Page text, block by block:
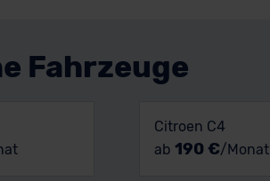
Fahrzeuge
Citroen C4
ab 190 €/Monat